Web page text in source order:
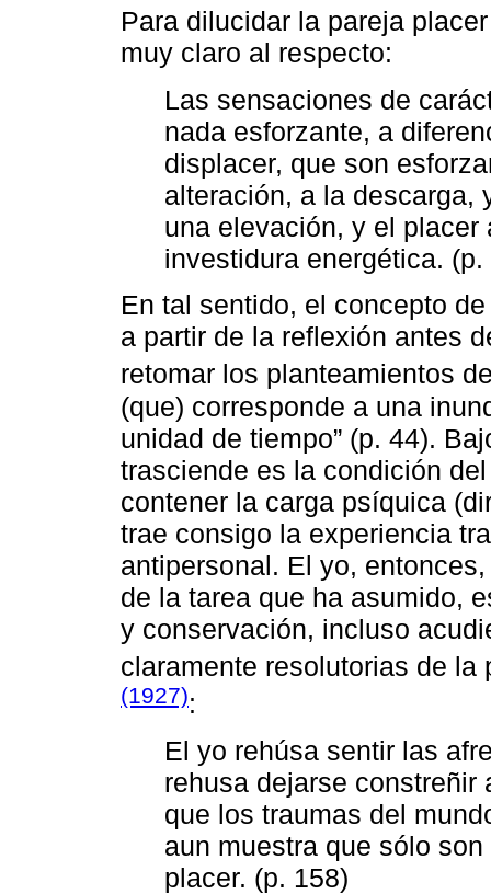
Para dilucidar la pareja
muy claro al respecto:
Las sensaciones de
nada esforzante, a
displacer, que son
alteración, a la descarga,
una elevación, y el
investidura energética. (p.
En tal sentido, el concepto
a partir de la reflexión antes
retomar los planteamientos
(que) corresponde a una
unidad de tiempo” (p. 44).
trasciende es la condición
contener la carga psíquica
trae consigo la experiencia
antipersonal. El yo,
de la tarea que ha asumido,
y conservación, incluso
claramente resolutorias de
(1927):
El yo rehúsa sentir las
rehusa dejarse constreñir
que los traumas del
aun muestra que sólo
placer. (p. 158)